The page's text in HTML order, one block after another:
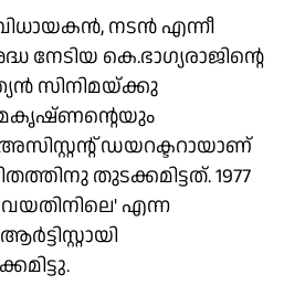
നടൻ എന്നീ
നേടിയ കെ.ഭാഗ്യരാജിന്റെ
സിനിമയ്ക്കു
ഡയറക്ടറായാണ്
തുടക്കമിട്ടത്. 1977
എന്ന